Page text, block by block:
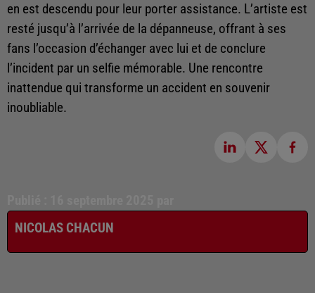
en est descendu pour leur porter assistance. L’artiste est
resté jusqu’à l’arrivée de la dépanneuse, offrant à ses
fans l’occasion d’échanger avec lui et de conclure
l’incident par un selfie mémorable. Une rencontre
inattendue qui transforme un accident en souvenir
inoubliable.
NICOLAS CHACUN